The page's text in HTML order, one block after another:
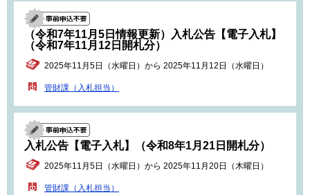
（令和7年11月5日情報更新）入札公告【電子入札】
（令和7年11月12日開札分）
2025年11月5日（水曜日）から 2025年11月12日（水曜日）
管財課（入札担当）
入札公告【電子入札】（令和8年1月21日開札分）
2025年11月5日（水曜日）から 2025年11月20日（木曜日）
管財課（入札担当）